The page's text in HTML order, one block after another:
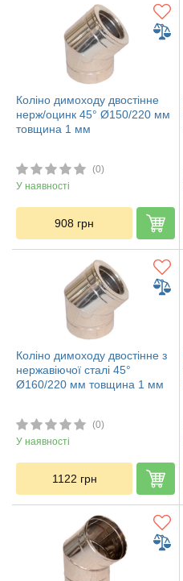
Коліно димоходу двостінне
нерж/оцинк 45° Ø150/220 мм
товщина 1 мм
(0)
У наявності
908 грн
Коліно димоходу двостінне з
нержавіючої сталі 45°
Ø160/220 мм товщина 1 мм
(0)
У наявності
1122 грн